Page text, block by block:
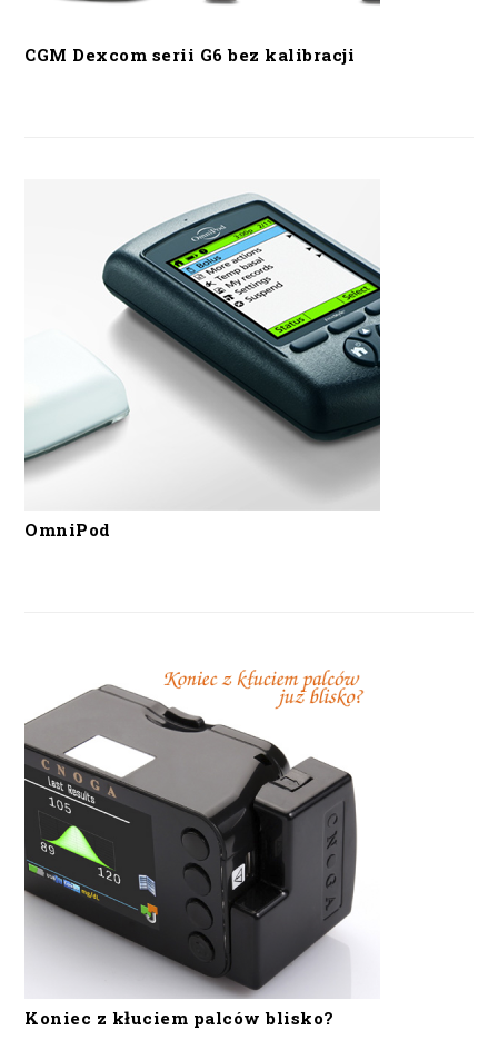
CGM Dexcom serii G6 bez kalibracji
OmniPod
Koniec z kłuciem palców blisko?